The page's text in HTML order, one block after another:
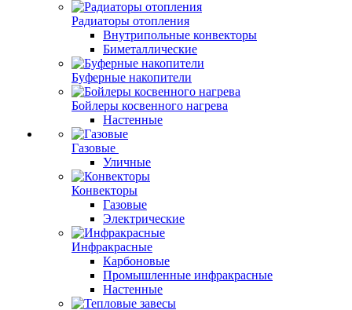
Радиаторы отопления
Внутрипольные конвекторы
Биметаллические
Буферные накопители
Бойлеры косвенного нагрева
Настенные
Газовые
Уличные
Конвекторы
Газовые
Электрические
Инфракрасные
Карбоновые
Промышленные инфракрасные
Настенные